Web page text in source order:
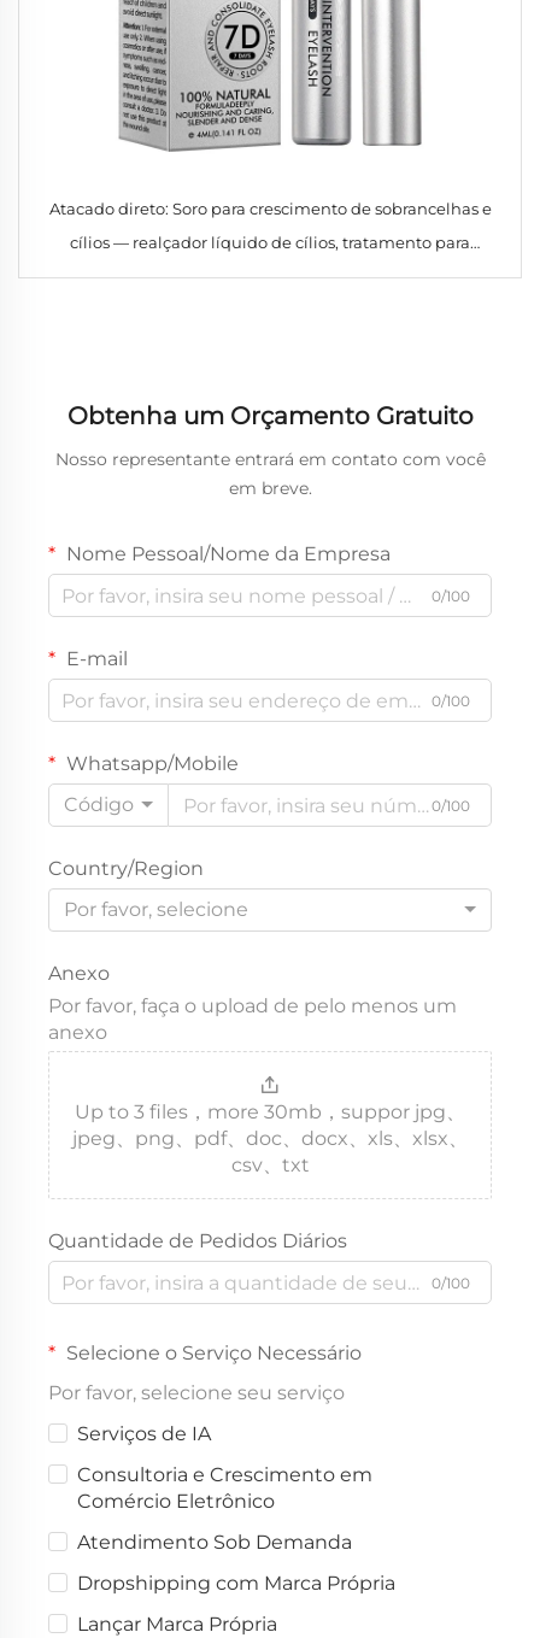
Atacado direto: Soro para crescimento de sobrancelhas e
cílios — realçador líquido de cílios, tratamento para
crescimento de sobrancelhas com resultados em cílios e
Obtenha um Orçamento Gratuito
Nosso representante entrará em contato com você
em breve.
Nome Pessoal/Nome da Empresa
0/100
E-mail
0/100
Whatsapp/Mobile
Código
0/100
Country/Region
Por favor, selecione
Anexo
Por favor, faça o upload de pelo menos um
anexo
Up to 3 files，more 30mb，suppor jpg、
jpeg、png、pdf、doc、docx、xls、xlsx、
csv、txt
Quantidade de Pedidos Diários
0/100
Selecione o Serviço Necessário
Por favor, selecione seu serviço
Serviços de IA
Consultoria e Crescimento em
Comércio Eletrônico
Atendimento Sob Demanda
Dropshipping com Marca Própria
Lançar Marca Própria